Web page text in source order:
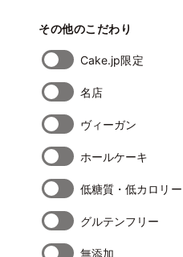
その他のこだわり
Cake.jp限定
名店
ヴィーガン
ホールケーキ
低糖質・低カロリー
グルテンフリー
無添加